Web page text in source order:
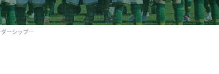
『現役Jリーガーに学ぶリーダーシップ研修』の実施報告と研修サービス提供開始のお知らせ